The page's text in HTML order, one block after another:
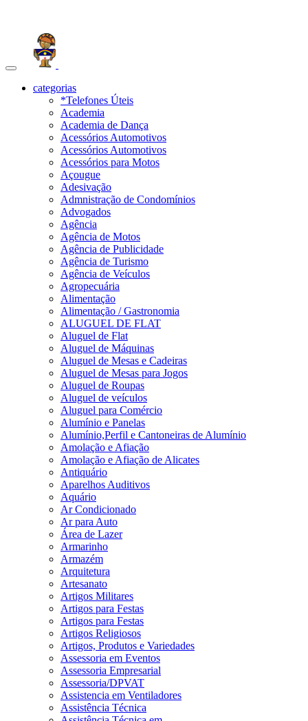
Toggle
navigationcategorias
*Telefones Úteis
Academia
Academia de Dança
Acessórios Automotivos
Acessórios Automotivos
Acessórios para Motos
Açougue
Adesivação
Admnistração de Condomínios
Advogados
Agência
Agência de Motos
Agência de Publicidade
Agência de Turismo
Agência de Veículos
Agropecuária
Alimentação
Alimentação / Gastronomia
ALUGUEL DE FLAT
Aluguel de Flat
Aluguel de Máquinas
Aluguel de Mesas e Cadeiras
Aluguel de Mesas para Jogos
Aluguel de Roupas
Aluguel de veículos
Aluguel para Comércio
Alumínio e Panelas
Alumínio,Perfil e Cantoneiras de Alumínio
Amolação e Afiação
Amolação e Afiação de Alicates
Antiquário
Aparelhos Auditivos
Aquário
Ar Condicionado
Ar para Auto
Área de Lazer
Armarinho
Armazém
Arquitetura
Artesanato
Artigos Militares
Artigos para Festas
Artigos para Festas
Artigos Religiosos
Artigos, Produtos e Variedades
Assessoria em Eventos
Assessoria Empresarial
Assessoria/DPVAT
Assistencia em Ventiladores
Assistência Técnica